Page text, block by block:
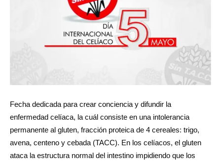
Fecha dedicada para crear conciencia y difundir la
enfermedad celíaca, la cuál consiste en una intolerancia
permanente al gluten, fracción proteica de 4 cereales: trigo,
avena, centeno y cebada (TACC). En los celíacos, el gluten
ataca la estructura normal del intestino impidiendo que los